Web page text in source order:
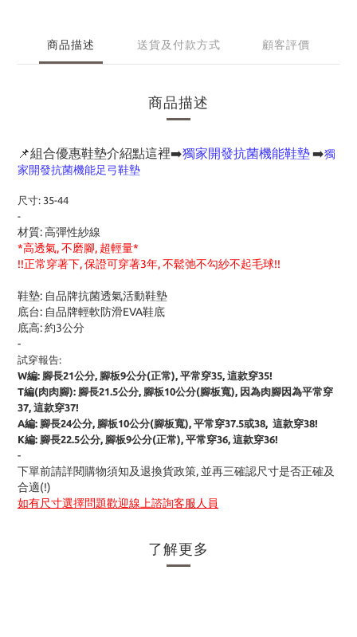
商品描述 送貨及付款方式 顧客評價
商品描述
📌組合優惠鞋墊介紹點這裡➡️獨家開發抗菌機能鞋墊➡️獨
家開發抗菌機能足弓鞋墊
尺寸: 35-44
-
材質: 高彈性紗線
*高透氣, 不磨腳, 超輕量*
!!正常穿著下, 保證可穿著3年, 不鬆弛不勾紗不起毛球!!
鞋墊: 自品牌抗菌透氣活動鞋墊
底台: 自品牌輕軟防滑EVA鞋底
底高: 約3公分
-
試穿報告:
W編: 腳長21公分, 腳板9公分(正常), 平常穿35, 這款穿35!
T編(肉肉腳): 腳長21.5公分, 腳板10公分(腳板寬), 因為肉腳因為平常穿
37, 這款穿37!
A編: 腳長24公分, 腳板10公分(腳板寬), 平常穿37.5或38, 這款穿38!
K編: 腳長22.5公分, 腳板9公分(正常), 平常穿36, 這款穿36!
-
下單前請詳閱購物須知及退換貨政策, 並再三確認尺寸是否正確及
合適(!)
如有尺寸選擇問題歡迎線上諮詢客服人員
了解更多